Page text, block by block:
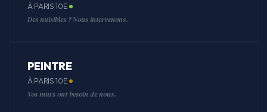
À PARIS 10E
Des nuisibles ? Nous intervenons.
PEINTRE
À PARIS 10E
Vos murs ont besoin de nous.